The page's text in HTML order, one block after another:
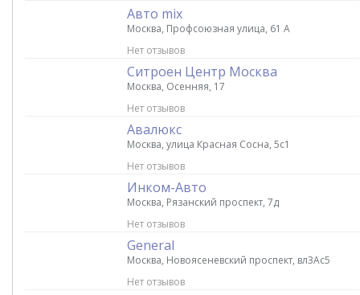
Авто mix
Москва, Профсоюзная улица, 61 А
Нет отзывов
Ситроен Центр Москва
Москва, Осенняя, 17
Нет отзывов
Авалюкс
Москва, улица Красная Сосна, 5с1
Нет отзывов
Инком-Авто
Москва, Рязанский проспект, 7д
Нет отзывов
General
Москва, Новоясеневский проспект, вл3Ас5
Нет отзывов